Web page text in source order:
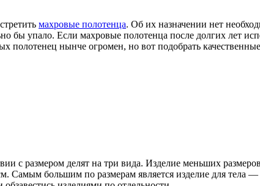
махровые полотенца. Об их назначении нет
бы упало. Если махровые полотенца после долгих лет
полотенец нынче огромен, но вот подобрать
с размером делят на три вида. Изделие меньших
Самым большим по размерам является изделие для тела